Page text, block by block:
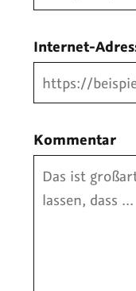
Internet-
Kommentar